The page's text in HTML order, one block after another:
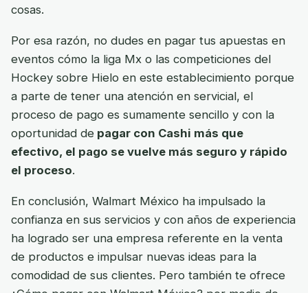
cosas.
Por esa razón, no dudes en pagar tus apuestas en
eventos cómo la liga Mx o las competiciones del
Hockey sobre Hielo en este establecimiento porque
a parte de tener una atención en servicial, el
proceso de pago es sumamente sencillo y con la
oportunidad de pagar con Cashi más que
efectivo, el pago se vuelve más seguro y rápido
el proceso.
En conclusión, Walmart México ha impulsado la
confianza en sus servicios y con años de experiencia
ha logrado ser una empresa referente en la venta
de productos e impulsar nuevas ideas para la
comodidad de sus clientes. Pero también te ofrece